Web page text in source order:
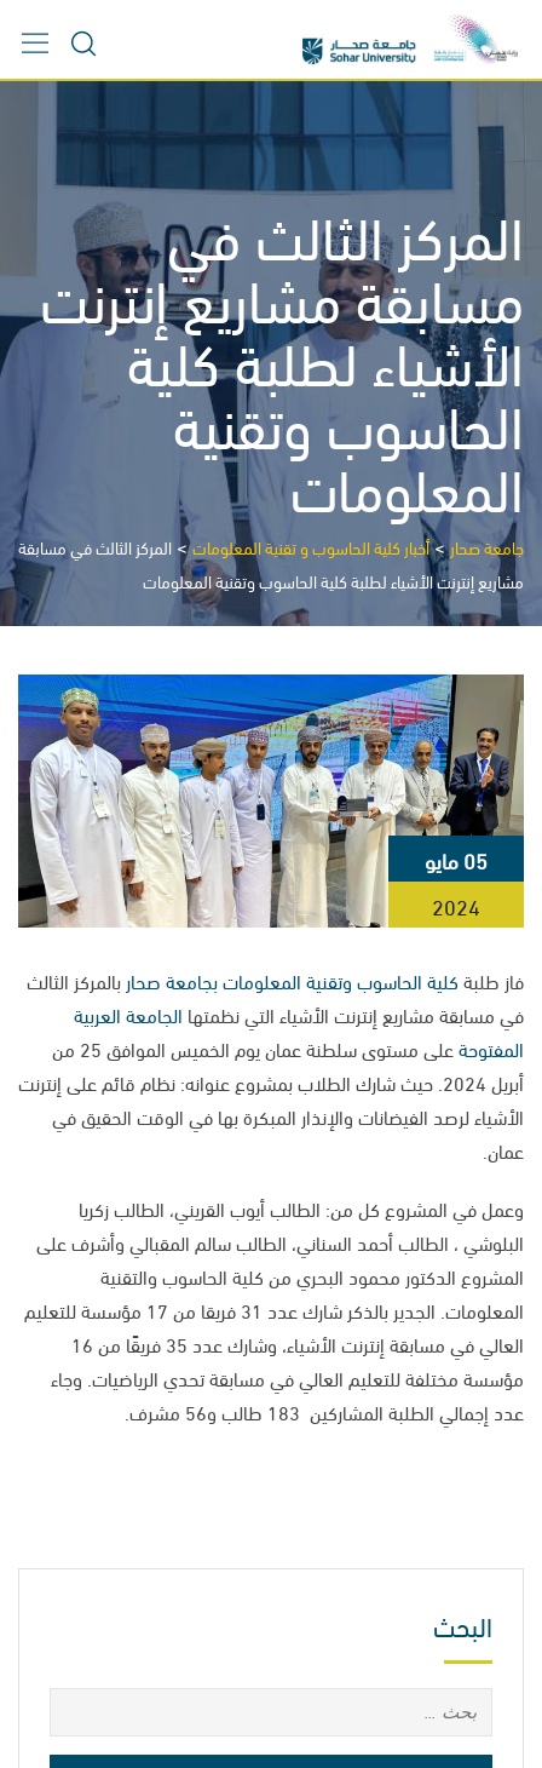
content
المركز الثالث في
مسابقة مشاريع إنترنت
الأشياء لطلبة كلية
الحاسوب وتقنية
المعلومات
جامعة صحار>أخبار كلية الحاسوب و تقنية المعلومات> المركز الثالث في مسابقة
مشاريع إنترنت الأشياء لطلبة كلية الحاسوب وتقنية المعلومات
05 مايو
2024
فاز طلبة كلية الحاسوب وتقنية المعلوماتبجامعة صحار بالمركز الثالث
في مسابقة مشاريع إنترنت الأشياء التي نظمتها الجامعة العربية
المفتوحة
على مستوى سلطنة عمان يوم الخميس الموافق 25 من
أبريل 2024. حيث شارك الطلاب بمشروع عنوانه: نظام قائم على إنترنت
الأشياء لرصد الفيضانات والإنذار المبكرة بها في الوقت الحقيق في
عمان.
وعمل في المشروع كل من: الطالب أيوب القريني، الطالب زكريا
البلوشي ، الطالب أحمد السناني، الطالب سالم المقبالي وأشرف على
المشروع الدكتور محمود البحري من كلية الحاسوب والتقنية
المعلومات.
الجدير بالذكر شارك عدد 31 فريقا من 17 مؤسسة للتعليم
العالي في مسابقة إنترنت الأشياء، وشارك عدد 35 فريقًا من 16
مؤسسة مختلفة للتعليم العالي في مسابقة تحدي الرياضيات. وجاء
عدد إجمالي الطلبة المشاركين 183 طالب و56 مشرف.
البحث
البحث
عن: